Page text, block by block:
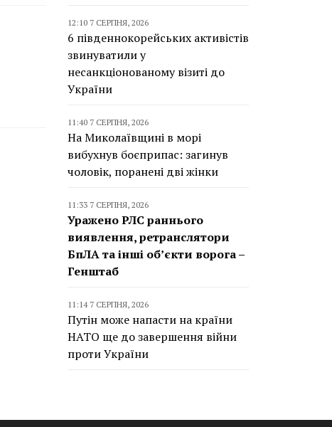
12:10 7 СЕРПНЯ, 2026
6 південнокорейських активістів
звинуватили у
несанкціонованому візиті до
України
11:40 7 СЕРПНЯ, 2026
На Миколаївщині в морі
вибухнув боєприпас: загинув
чоловік, поранені дві жінки
11:33 7 СЕРПНЯ, 2026
Уражено РЛС раннього
виявлення, ретранслятори
БпЛА та інші об’єкти ворога –
Генштаб
11:14 7 СЕРПНЯ, 2026
Путін може напасти на країни
НАТО ще до завершення війни
проти України